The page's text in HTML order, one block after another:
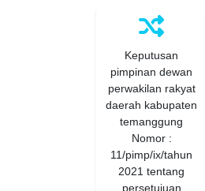
Keputusan
pimpinan dewan
perwakilan rakyat
daerah kabupaten
temanggung
Nomor :
11/pimp/ix/tahun
2021 tentang
persetujuan